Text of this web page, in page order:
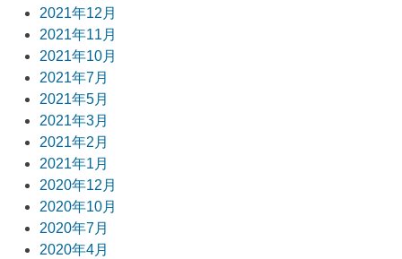
2021年12月
2021年11月
2021年10月
2021年7月
2021年5月
2021年3月
2021年2月
2021年1月
2020年12月
2020年10月
2020年7月
2020年4月